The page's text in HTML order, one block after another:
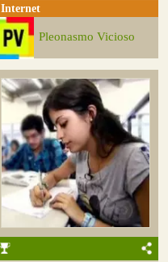
Internet
Pleonasmo Vicioso